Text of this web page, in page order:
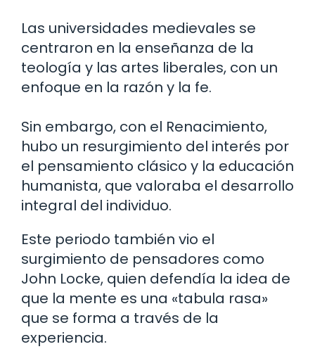
Las universidades medievales se
centraron en la enseñanza de la
teología y las artes liberales, con un
enfoque en la razón y la fe.
Sin embargo, con el Renacimiento,
hubo un resurgimiento del interés por
el pensamiento clásico y la educación
humanista, que valoraba el desarrollo
integral del individuo.
Este periodo también vio el
surgimiento de pensadores como
John Locke, quien defendía la idea de
que la mente es una «tabula rasa»
que se forma a través de la
experiencia.